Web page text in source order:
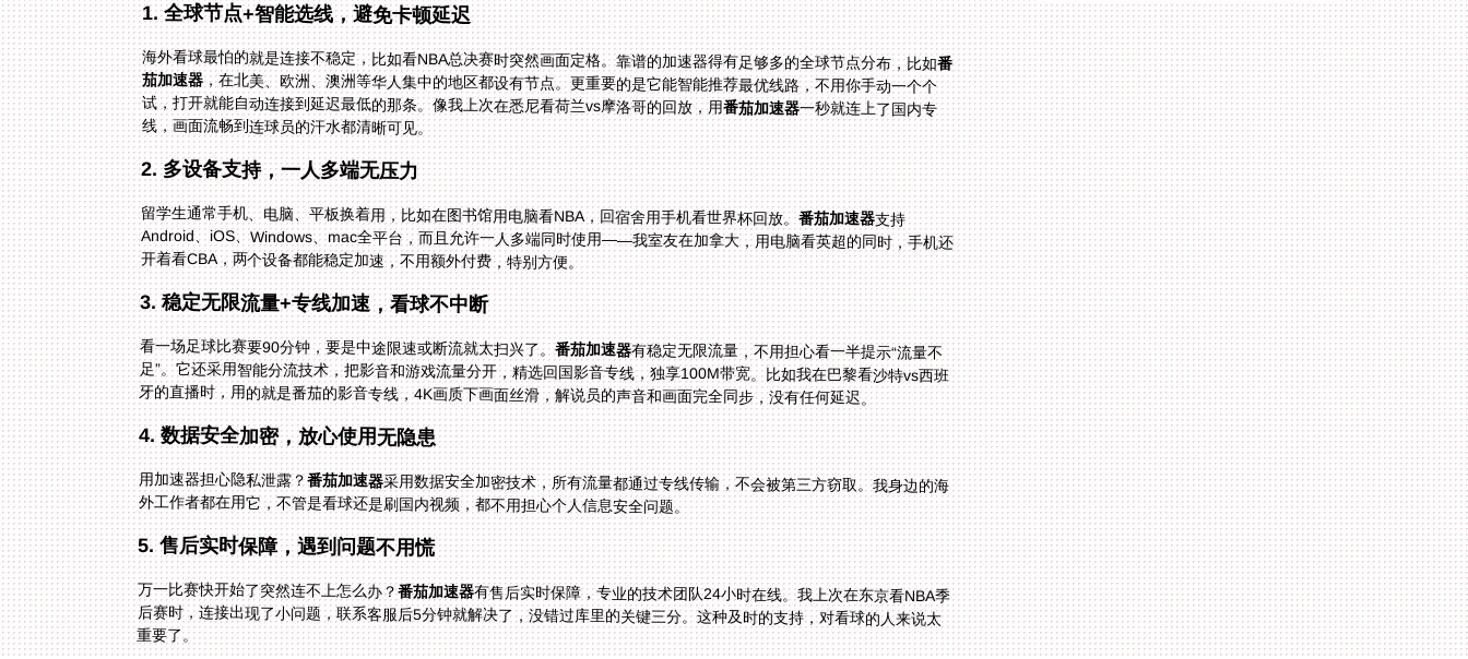
1. 全球节点+智能选线，避免卡顿延迟
海外看球最怕的就是连接不稳定，比如看NBA总决赛时突然画面定格。靠谱的加速器得有足够多的全球节点分布，比如番
茄加速器，在北美、欧洲、澳洲等华人集中的地区都设有节点。更重要的是它能智能推荐最优线路，不用你手动一个个
试，打开就能自动连接到延迟最低的那条。像我上次在悉尼看荷兰vs摩洛哥的回放，用番茄加速器一秒就连上了国内专
线，画面流畅到连球员的汗水都清晰可见。
2. 多设备支持，一人多端无压力
留学生通常手机、电脑、平板换着用，比如在图书馆用电脑看NBA，回宿舍用手机看世界杯回放。番茄加速器支持
Android、iOS、Windows、mac全平台，而且允许一人多端同时使用——我室友在加拿大，用电脑看英超的同时，手机还
开着看CBA，两个设备都能稳定加速，不用额外付费，特别方便。
3. 稳定无限流量+专线加速，看球不中断
看一场足球比赛要90分钟，要是中途限速或断流就太扫兴了。番茄加速器有稳定无限流量，不用担心看一半提示“流量不
足”。它还采用智能分流技术，把影音和游戏流量分开，精选回国影音专线，独享100M带宽。比如我在巴黎看沙特vs西班
牙的直播时，用的就是番茄的影音专线，4K画质下画面丝滑，解说员的声音和画面完全同步，没有任何延迟。
4. 数据安全加密，放心使用无隐患
用加速器担心隐私泄露？番茄加速器采用数据安全加密技术，所有流量都通过专线传输，不会被第三方窃取。我身边的海
外工作者都在用它，不管是看球还是刷国内视频，都不用担心个人信息安全问题。
5. 售后实时保障，遇到问题不用慌
万一比赛快开始了突然连不上怎么办？番茄加速器有售后实时保障，专业的技术团队24小时在线。我上次在东京看NBA季
后赛时，连接出现了小问题，联系客服后5分钟就解决了，没错过库里的关键三分。这种及时的支持，对看球的人来说太
重要了。